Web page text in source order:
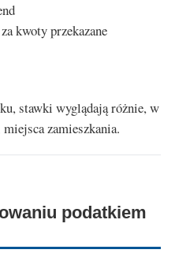
kwoty przekazane
stawki wyglądają różnie, w
zamieszkania.
podatkiem